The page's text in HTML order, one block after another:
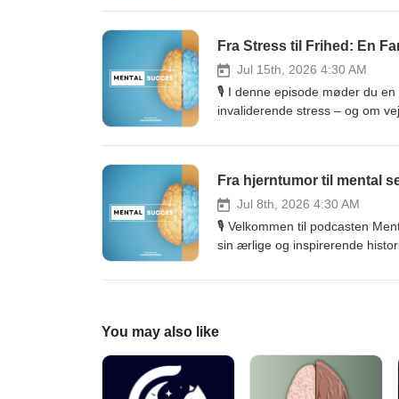
begrænsninger. Lars fortæller
erfaringer i arbejdet med unge,
skabe et stærkere mentalt
Fra Stress til Frihed: En
Jul 15th, 2026 4:30 AM
🎙️ I denne episode møder du
invaliderende stress – og om
energien og påvirkede både
både kom hurtigt og har vist
energi, livsglæde og stærkere
til at undersøge, hvordan
Fra hjerntumor til mental
Jul 8th, 2026 4:30 AM
🎙️ Velkommen til podcasten
sin ærlige og inspirerende
medicin ikke altid er
med ét formål: at skabe håb,
God lytning!
You may also like